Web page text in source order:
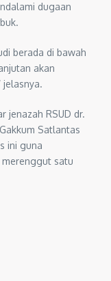
dugaan
berada di bawah
akan
jelasnya.
jenazah RSUD dr.
Satlantas
ini guna
satu